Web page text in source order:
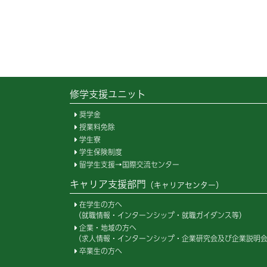
（
（
修学支援ユニット
奨学金
授業料免除
学生寮
学生保険制度
留学生支援→国際交流センター
キャリア支援部門 （キャリアセンター）
在学生の方へ
（就職情報・インターンシップ・就職ガイダンス等）
企業・地域の方へ
（求人情報・インターンシップ・企業研究会及び企業説明会
卒業生の方へ